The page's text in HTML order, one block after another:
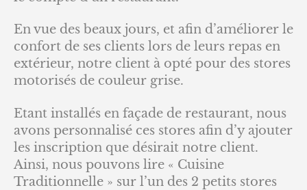
En vue des beaux jours, et afin d’améliorer le
confort de ses clients lors de leurs repas en
extérieur, notre client à opté pour des stores
motorisés de couleur grise.
Etant installés en façade de restaurant, nous
avons personnalisé ces stores afin d’y ajouter
les inscription que désirait notre client.
Ainsi, nous pouvons lire « Cuisine
Traditionnelle » sur l’un des 2 petits stores